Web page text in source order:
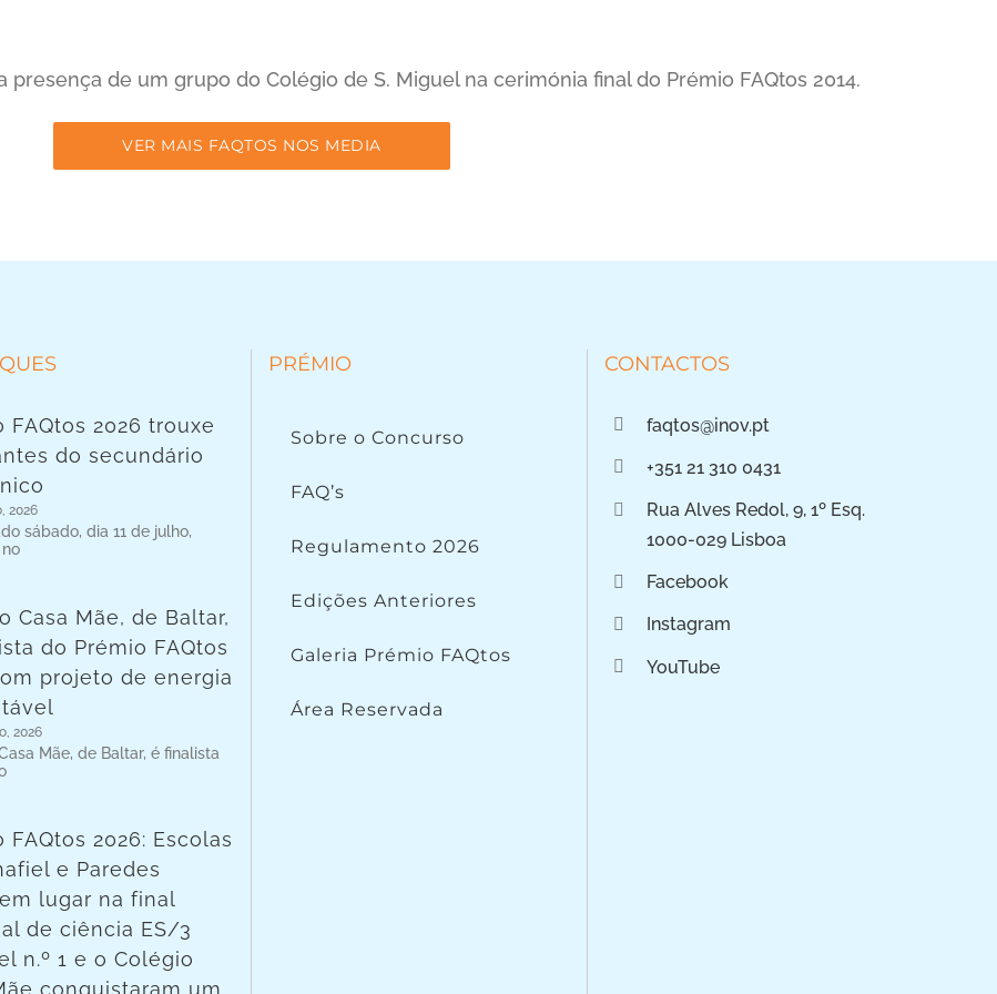
presença de um grupo do Colégio de S. Miguel na cerimónia final do Prémio FAQtos 2014.
VER MAIS FAQTOS NOS MEDIA
FAQtos 2026 trouxe
do secundário
2026
sábado, dia 11 de julho,
Casa Mãe, de Baltar,
do Prémio FAQtos
projeto de energia
2026
Mãe, de Baltar, é finalista
FAQtos 2026: Escolas
e Paredes
lugar na final
de ciência ES/3
n.º 1 e o Colégio
conquistaram um
PRÉMIO
Sobre o Concurso
FAQ’s
Regulamento 2026
Edições Anteriores
Galeria Prémio FAQtos
Área Reservada
CONTACTOS
faqtos@inov.pt
+351 21 310 0431
Rua Alves Redol, 9, 1º Esq.
1000-029 Lisboa
Facebook
Instagram
YouTube